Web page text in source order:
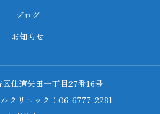
ブログ
お知らせ
住道矢田一丁目27番16号
クリニック：06-6777-2281